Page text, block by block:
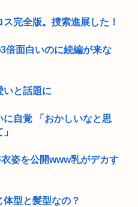
完全版。捜索進展した！
倍面白いのに続編が来な
いと話題に
自覚 「おかしいなと思
衣姿を公開www乳がデカす
型と髪型なの？